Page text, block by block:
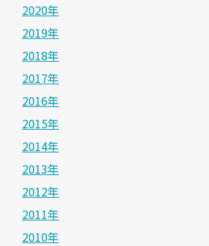
2020年
2019年
2018年
2017年
2016年
2015年
2014年
2013年
2012年
2011年
2010年